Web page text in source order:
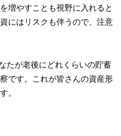
増やすことも視野に入れると
にはリスクも伴うので、注意
たが老後にどれくらいの貯蓄
です。これが皆さんの資産形
。